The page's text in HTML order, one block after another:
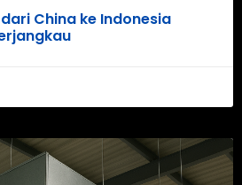
China ke Indonesia